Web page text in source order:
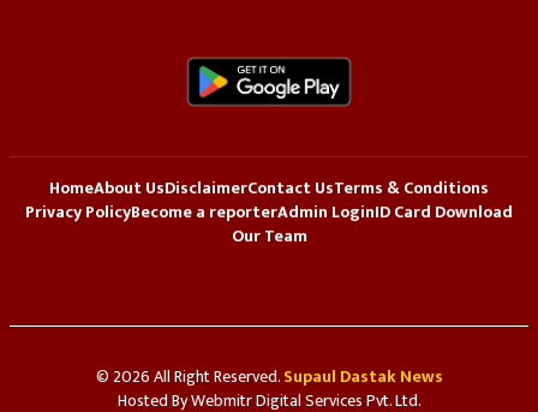
HomeAbout UsDisclaimerContact UsTerms & Conditions
Privacy PolicyBecome a reporterAdmin LoginID Card Download
Our Team
© 2026 All Right Reserved.Supaul Dastak News
Hosted ByWebmitr Digital Services Pvt. Ltd.